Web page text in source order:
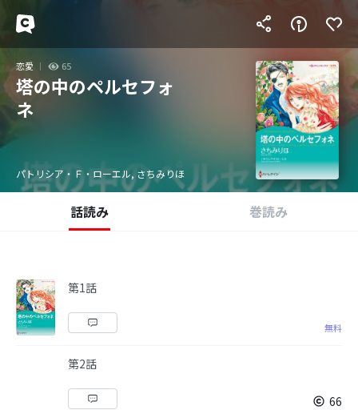
恋愛 65
塔の中のペルセフォ
ネ
パトリシア・Ｆ・ローエル, さちみりほ
話読み 巻読み
第1話
無料
第2話
66